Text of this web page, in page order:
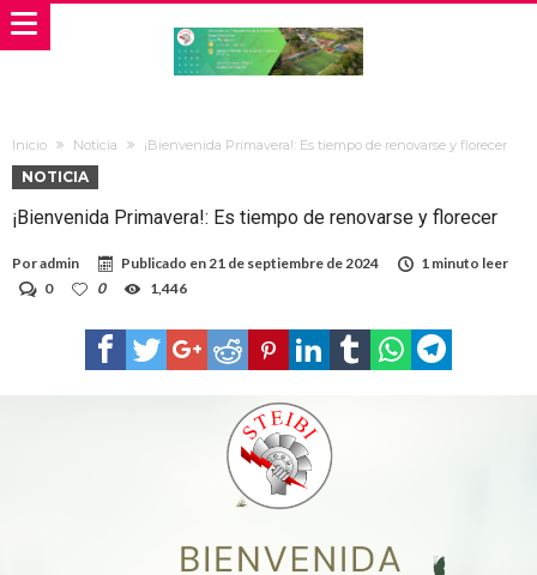
Inicio Noticia ¡Bienvenida Primavera!: Es tiempo de renovarse y florecer
NOTICIA
¡Bienvenida Primavera!: Es tiempo de renovarse y florecer
Poradmin Publicado en21 de septiembre de 2024
1 minuto leer
0
0 1,446